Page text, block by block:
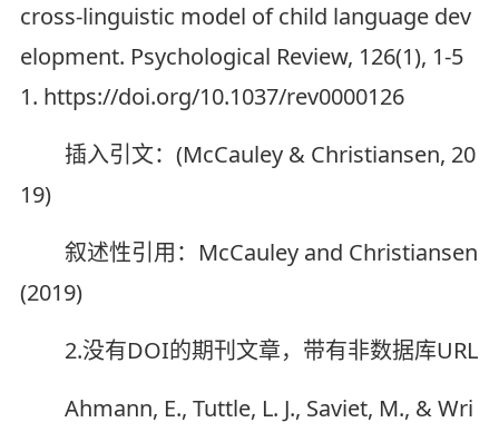
cross-linguistic model of child language dev
elopment. Psychological Review, 126(1), 1-5
1. https://doi.org/10.1037/rev0000126
插入引文：(McCauley & Christiansen, 20
19)
叙述性引用：McCauley and Christiansen
(2019)
2.没有DOI的期刊文章，带有非数据库URL
Ahmann, E., Tuttle, L. J., Saviet, M., & Wri